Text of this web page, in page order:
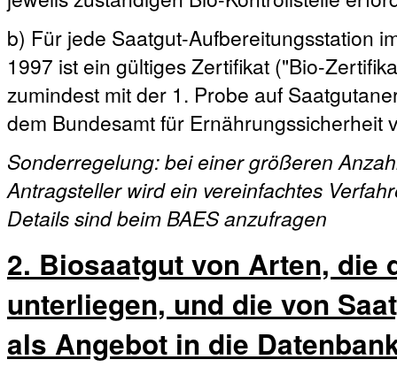
b) Für jede Saatgut-Aufbereitungsstation
1997 ist ein gültiges Zertifikat ("Bio-
zumindest mit der 1. Probe auf
dem Bundesamt für Ernährungssicherheit
Sonderregelung: bei einer größeren
Antragsteller wird ein vereinfachtes
Details sind beim BAES anzufragen
2. Biosaatgut von Arten, die
unterliegen, und die von
als Angebot in die